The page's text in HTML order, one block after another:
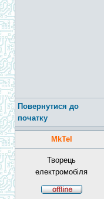
Повернутися до
початку
MkTel
Творець
електромобіля